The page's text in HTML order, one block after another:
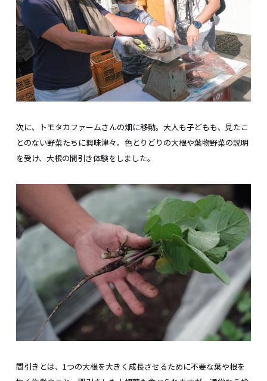
次に、トモタカファームさんの畑に移動。大人も子どもも、見たこ
とのない野菜たちに興味津々。色とりどりの大根や葉物野菜の説明
を受け、大根の間引き体験をしました。
間引きとは、1つの大根を大きく成長させるために不要な葉や根を